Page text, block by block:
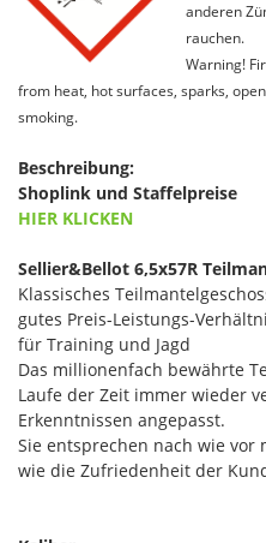
anderen
rauchen.
Warning!
from heat, hot surfaces, sparks,
smoking.
Beschreibung:
Shoplink und Staffelpreise
HIER KLICKEN
Sellier&Bellot 6,5x57R
Klassisches
gutes Preis-Leistungs-
für Training und Jagd
Das millionenfach bewährte
Laufe der Zeit immer wieder
Erkenntnissen angepasst.
Sie entsprechen nach wie
wie die Zufriedenheit der